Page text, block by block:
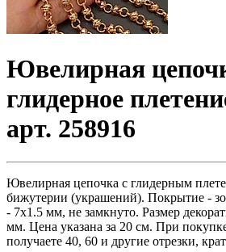
Ювелирная
глидерное
арт. 258916
Ювелирная цепочка с глидерным
бижутерии (украшений). Покрытие -
- 7x1.5 мм, не замкнуто. Размер
мм. Цена указана за 20 см. При
получаете 40, 60 и другие отрезки,